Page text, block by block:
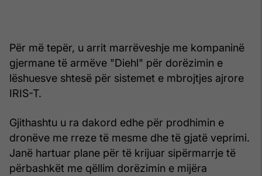
Për më tepër, u arrit marrëveshje me kompaninë
gjermane të armëve "Diehl" për dorëzimin e
lëshuesve shtesë për sistemet e mbrojtjes ajrore
IRIS-T.
Gjithashtu u ra dakord edhe për prodhimin e
dronëve me rreze të mesme dhe të gjatë veprimi.
Janë hartuar plane për të krijuar sipërmarrje të
përbashkët me qëllim dorëzimin e mijëra